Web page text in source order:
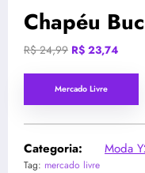
Chapéu
R$24,99 O
original
R$ 23,74O
Mercado Livre
Categoria: Moda
Tag: mercado livre